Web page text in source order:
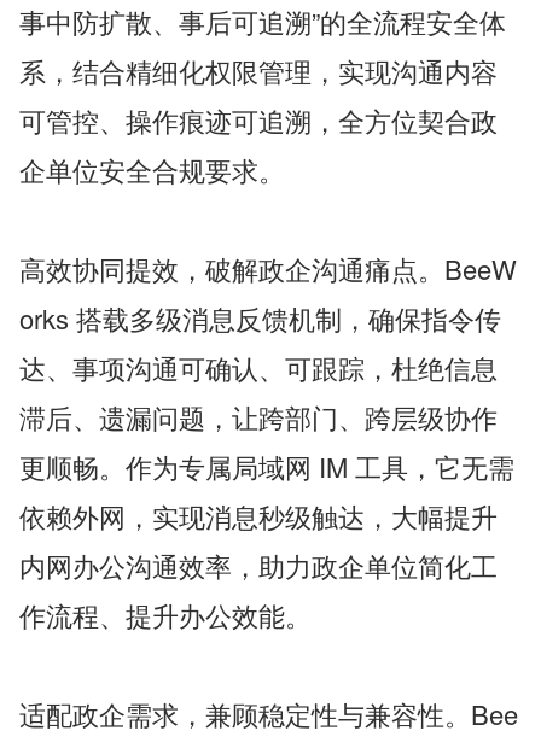
事中防扩散、事后可追溯”的全流程安全体
系，结合精细化权限管理，实现沟通内容
可管控、操作痕迹可追溯，全方位契合政
企单位安全合规要求。
高效协同提效，破解政企沟通痛点。BeeW
orks 搭载多级消息反馈机制，确保指令传
达、事项沟通可确认、可跟踪，杜绝信息
滞后、遗漏问题，让跨部门、跨层级协作
更顺畅。作为专属局域网 IM 工具，它无需
依赖外网，实现消息秒级触达，大幅提升
内网办公沟通效率，助力政企单位简化工
作流程、提升办公效能。
适配政企需求，兼顾稳定性与兼容性。Bee